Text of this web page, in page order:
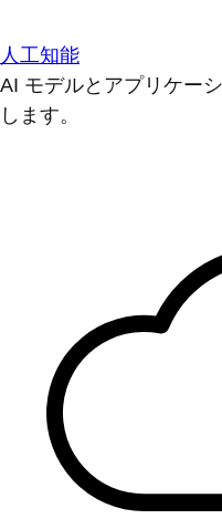
人工知能
AI モデルとアプリケー
します。